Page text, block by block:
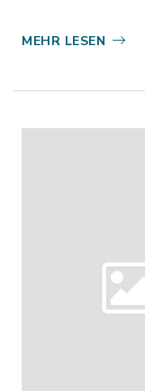
MEHR LESEN